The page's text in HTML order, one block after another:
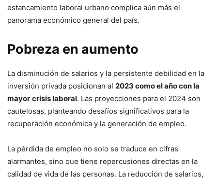
estancamiento laboral urbano complica aún más el
panorama económico general del país.
Pobreza en aumento
La disminución de salarios y la persistente debilidad en la
inversión privada posicionan al 2023 como el año con la
mayor crisis laboral. Las proyecciones para el 2024 son
cautelosas, planteando desafíos significativos para la
recuperación económica y la generación de empleo.
La pérdida de empleo no solo se traduce en cifras
alarmantes, sino que tiene repercusiones directas en la
calidad de vida de las personas. La reducción de salarios,